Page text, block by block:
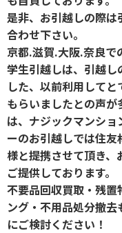
是非、お引越しの際
合わせ下さい。
京都.滋賀.大阪.奈良で
学生引越しは、引越
した、以前利用して
もらいましたとの声
は、ナジックマンシ
ーのお引越しでは住
様と提携させて頂き
ご提供しております。
不要品回収買取・残
ング・不用品処分撤
にご検討ください！